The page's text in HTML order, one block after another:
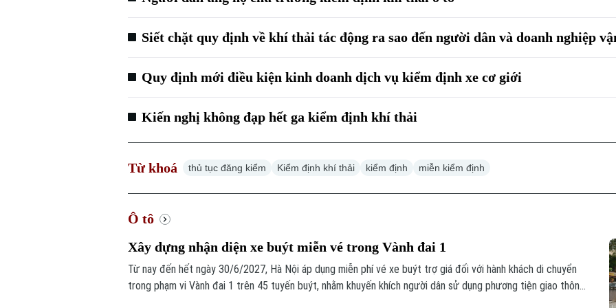
Siết chặt quy định về khí thải tác động ra sao đến người dân và doanh nghiệp
Quy định mới điều kiện kinh doanh dịch vụ kiểm định xe cơ giới
Kiến nghị không đạp hết ga kiểm định khí thải
Từ khoá thủ tục đăng kiểm Kiểm định khí thải kiểm định miễn kiểm định
Ô tô
Xây dựng nhận diện xe buýt miễn vé trong Vành đai 1
Từ nay đến hết ngày 30/6/2027, Hà Nội áp dụng miễn phí vé xe buýt trợ giá đối với hành khách di chuyển
trong phạm vi Vành đai 1 trên 45 tuyến buýt, nhằm khuyến khích người dân sử dụng phương tiện giao thông